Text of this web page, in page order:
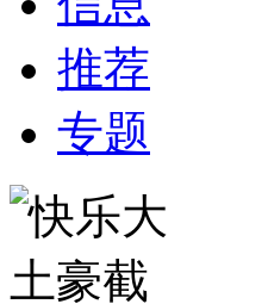
推荐
专题